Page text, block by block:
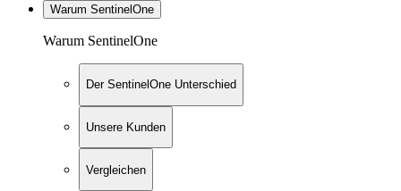
Warum SentinelOne
Warum SentinelOne
Der SentinelOne Unterschied
Unsere Kunden
Vergleichen